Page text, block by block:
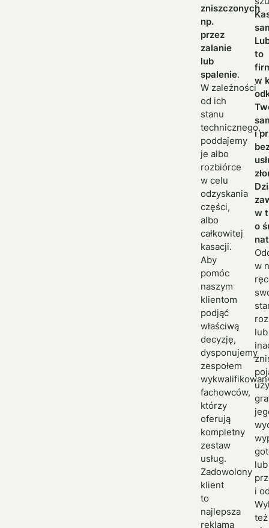
zniszczonych
np.
przez
zalanie
lub
spalenie.
W zależności
od ich
stanu
technicznego,
poddajemy
je albo
rozbiórce
w celu
odzyskania
części,
albo
całkowitej
kasacji.
Aby
pomóc
naszym
klientom
podjąć
właściwą
decyzję,
dysponujemy
zespołem
fachowców,
którzy
oferują
kompletny
zestaw
usług.
Zadowolony
klient
to
najlepsza
reklama
to
w
i
w
o
w
lub
lub
i
też